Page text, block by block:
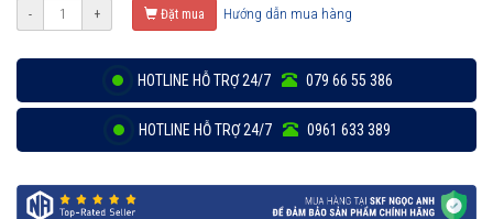
- + Đặt mua Hướng dẫn mua hàng
HOTLINE HỖ TRỢ 24/7 079 66 55 386
HOTLINE HỖ TRỢ 24/7 0961 633 389